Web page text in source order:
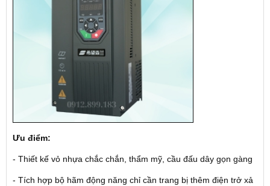
Ưu điểm:
- Thiết kế vỏ nhựa chắc chắn, thẩm mỹ, cầu đấu dây gọn gàng
- Tích hợp bộ hãm động năng chỉ cần trang bị thêm điện trở xả